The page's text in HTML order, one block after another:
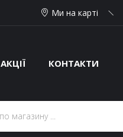
Ми на карті
АКЦІЇ КОНТАКТИ